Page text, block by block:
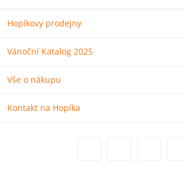
Hopíkovy prodejny
Vánoční Katalog 2025
Vše o nákupu
Kontakt na Hopíka